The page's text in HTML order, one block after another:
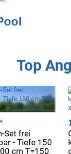
Top
Set frei
- Tiefe 150
cm T=150
*